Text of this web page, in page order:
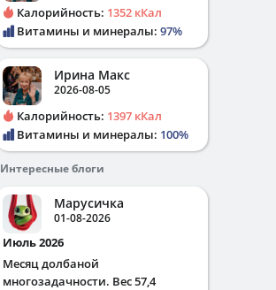
Калорийность: 1352 кКал
Витамины и минералы: 97%
Ирина Макс
2026-08-05
Калорийность: 1397 кКал
Витамины и минералы: 100%
Интересные блоги
Марусичка
01-08-2026
Июль 2026
Месяц долбаной
многозадачности. Вес 57,4